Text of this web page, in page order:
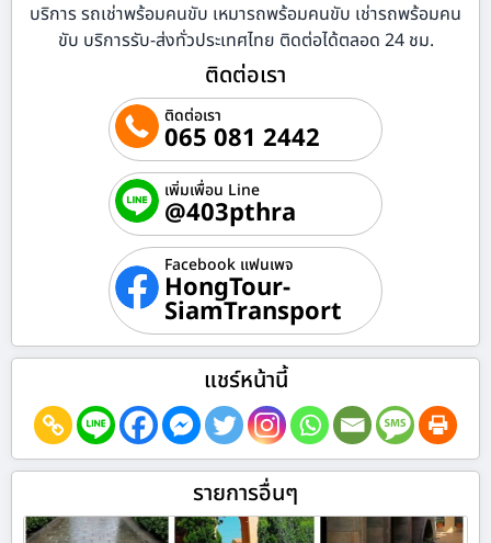
บริการ รถเช่าพร้อมคนขับ เหมารถพร้อมคนขับ เช่ารถพร้อมคน
ขับ บริการรับ-ส่งทั่วประเทศไทย ติดต่อได้ตลอด 24 ชม.
ติดต่อเรา
ติดต่อเรา
065 081 2442
เพิ่มเพื่อน Line
@403pthra
Facebook แฟนเพจ
HongTour-
SiamTransport
แชร์หน้านี้
รายการอื่นๆ